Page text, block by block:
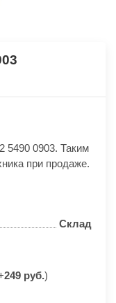
5490 0903. Таким
при продаже.
Склад
249 руб.)